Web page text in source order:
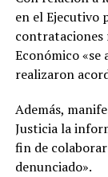
en el Ejecutivo
contrataciones
Económico
realizaron
Además,
Justicia la
fin de
denunciado».